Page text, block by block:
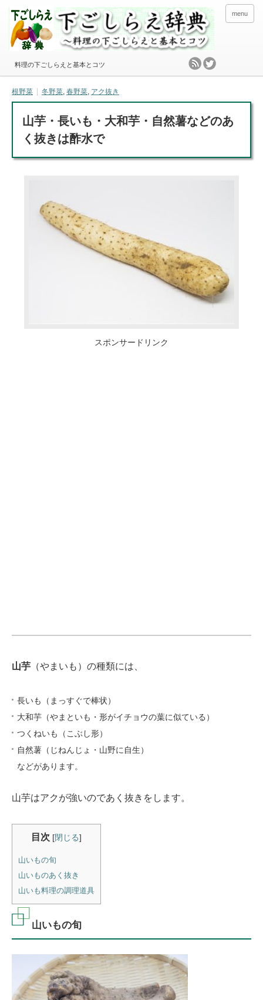
料理の下ごしらえと基本とコツ
menu
根野菜 冬野菜, 春野菜, アク抜き
山芋・長いも・大和芋・自然薯などのあ
く抜きは酢水で
スポンサードリンク
山芋 （やまいも）の種類には、
長いも（まっすぐで棒状）
大和芋（やまといも・形がイチョウの葉に似ている）
つくねいも（こぶし形）
自然薯（じねんじょ・山野に自生）
などがあります。
山芋はアクが強いのであく抜きをします。
目次 [閉じる]
山いもの旬
山いものあく抜き
山いも料理の調理道具
山いもの旬